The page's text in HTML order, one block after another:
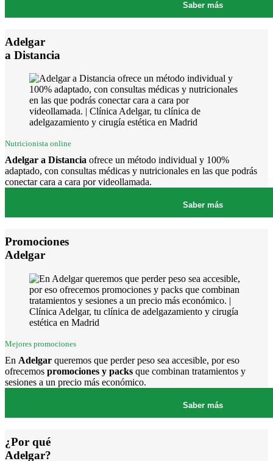
Saber más
Adelgar
a Distancia
Nutricionista online
Adelgar a Distancia ofrece un método individual y 100%
adaptado, con consultas médicas y nutricionales en las que podrás
conectar cara a cara por videollamada.
Saber más
Promociones
Adelgar
Mejores promociones
En Adelgar queremos que perder peso sea accesible, por eso
ofrecemos promociones y packs que combinan tratamientos y
sesiones a un precio más económico.
Saber más
¿Por qué
Adelgar?